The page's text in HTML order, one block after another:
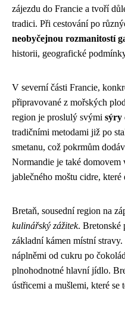
zájezdu do Francie a tvoří
tradici. Při cestování po
neobyčejnou rozmanitostí
historii, geografické
V severní části Francie,
připravované z mořských
region je proslulý svými sýry
tradičními metodami již po
smetanu, což pokrmům
Normandie je také
jablečného moštu cidre,
Bretaň, sousední region na
kulinářský zážitek. Bretonské
základní kámen místní
náplněmi od cukru po
plnohodnotné hlavní jídlo.
ústřicemi a mušlemi, které se